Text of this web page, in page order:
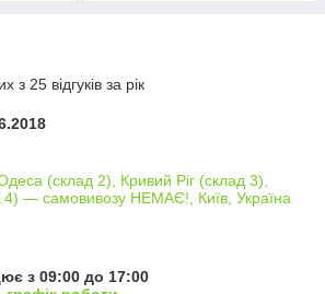
з 25 відгуків за рік
(склад 2), Кривий Ріг (склад 3),
4) — самовивозу НЕМАЄ!, Київ, Україна
з 09:00 до 17:00